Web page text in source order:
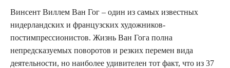
Винсент Виллем Ван Гог – один из самых известных
нидерландских и французских художников-
постимпрессионистов. Жизнь Ван Гога полна
непредсказуемых поворотов и резких перемен вида
деятельности, но наиболее удивителен тот факт, что из 37